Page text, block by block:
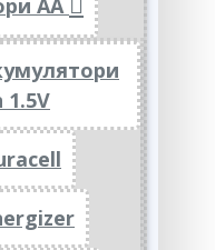
АА
1.5V